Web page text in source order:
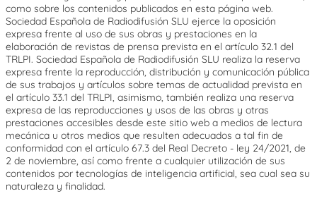
como sobre los contenidos publicados en esta página web.
Sociedad Española de Radiodifusión SLU ejerce la oposición
expresa frente al uso de sus obras y prestaciones en la
elaboración de revistas de prensa prevista en el artículo 32.1 del
TRLPI. Sociedad Española de Radiodifusión SLU realiza la reserva
expresa frente la reproducción, distribución y comunicación pública
de sus trabajos y artículos sobre temas de actualidad prevista en
el artículo 33.1 del TRLPI, asimismo, también realiza una reserva
expresa de las reproducciones y usos de las obras y otras
prestaciones accesibles desde este sitio web a medios de lectura
mecánica u otros medios que resulten adecuados a tal fin de
conformidad con el artículo 67.3 del Real Decreto - ley 24/2021, de
2 de noviembre, así como frente a cualquier utilización de sus
contenidos por tecnologías de inteligencia artificial, sea cual sea su
naturaleza y finalidad.